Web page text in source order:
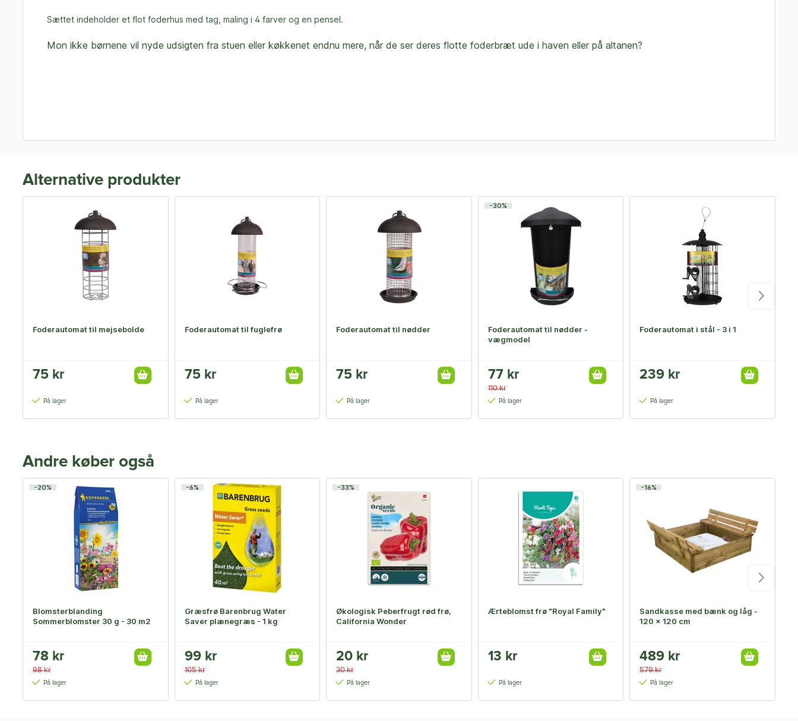
Sættet indeholder et flot foderhus med tag, maling i 4 farver og en pensel.
Mon ikke børnene vil nyde udsigten fra stuen eller køkkenet endnu mere, når de ser deres flotte foderbræt ude i haven eller på altanen?
Alternative produkter
Foderautomat til mejsebolde
75 kr
På lager
Foderautomat til fuglefrø
75 kr
På lager
Foderautomat til nødder
75 kr
På lager
-30%
Foderautomat til nødder -
vægmodel
77 kr
110 kr
På lager
Foderautomat i stål - 3 i 1
239 kr
På lager
Andre køber også
-20%
Blomsterblanding
Sommerblomster 30 g - 30 m2
78 kr
98 kr
På lager
-6%
Græsfrø Barenbrug Water
Saver plænegræs - 1 kg
99 kr
105 kr
På lager
-33%
Økologisk Peberfrugt rød frø,
California Wonder
20 kr
30 kr
På lager
Ærteblomst frø "Royal Family"
13 kr
På lager
-16%
Sandkasse med bænk og låg -
120 x 120 cm
489 kr
579 kr
På lager